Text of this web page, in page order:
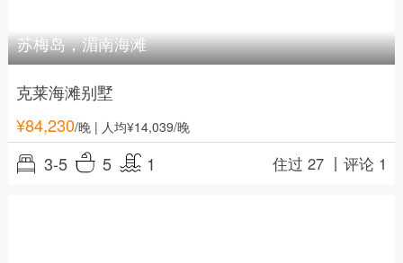
苏梅岛，湄南海滩
克莱海滩别墅
¥84,230/晚| 人均¥14,039/晚
3-5 5 1 住过 27 丨评论 1